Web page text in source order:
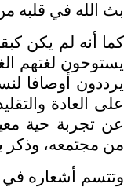
بث الله في قلبه
كما أنه لم يكن
يستوحون لغتهم
يرددون أوصافا
على العادة
عن تجربة حية
من مجتمعه، وذكر
وتتسم أشعاره في